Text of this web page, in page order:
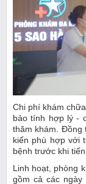
Chi phí khám
bảo tính hợp lý -
thăm khám. Đồng
kiến phù hợp với
bệnh trước khi
Linh hoạt, phòng
gồm cả các